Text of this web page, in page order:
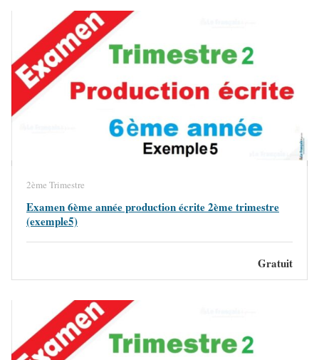
2ème Trimestre
Examen 6ème année production écrite 2ème trimestre
(exemple5)
Gratuit